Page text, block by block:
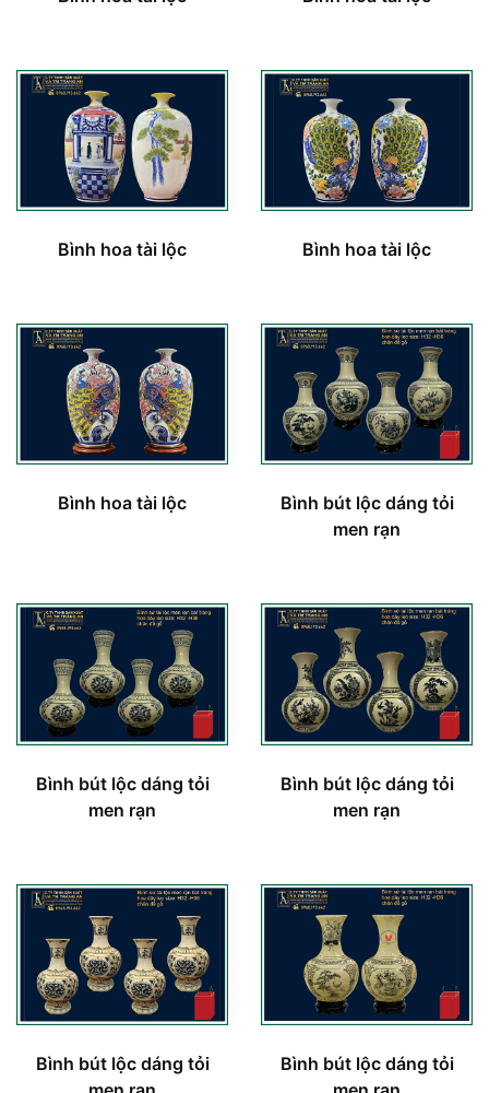
Bình hoa tài lộc Bình hoa tài lộc
Bình hoa tài lộc
Bình bút lộc dáng tỏi
men rạn
Bình bút lộc dáng tỏi
men rạn
Bình bút lộc dáng tỏi
men rạn
Bình bút lộc dáng tỏi
Bình bút lộc dáng tỏi